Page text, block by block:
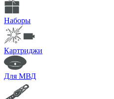
Наборы
Картриджи
Для МВД